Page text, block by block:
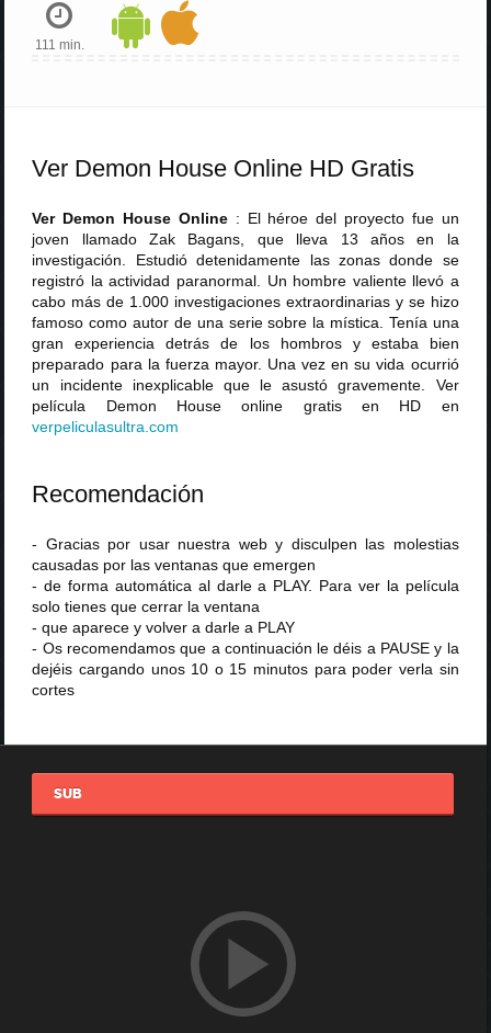
111 min.
Ver Demon House Online HD Gratis
Ver Demon House Online : El héroe del proyecto fue un
joven llamado Zak Bagans, que lleva 13 años en la
investigación. Estudió detenidamente las zonas donde se
registró la actividad paranormal. Un hombre valiente llevó a
cabo más de 1.000 investigaciones extraordinarias y se hizo
famoso como autor de una serie sobre la mística. Tenía una
gran experiencia detrás de los hombros y estaba bien
preparado para la fuerza mayor. Una vez en su vida ocurrió
un incidente inexplicable que le asustó gravemente. Ver
película Demon House online gratis en HD en
verpeliculasultra .com
Recomendación
- Gracias por usar nuestra web y disculpen las molestias
causadas por las ventanas que emergen
- de forma automática al darle a PLAY. Para ver la película
solo tienes que cerrar la ventana
- que aparece y volver a darle a PLAY
- Os recomendamos que a continuación le déis a PAUSE y la
dejéis cargando unos 10 o 15 minutos para poder verla sin
cortes
SUB